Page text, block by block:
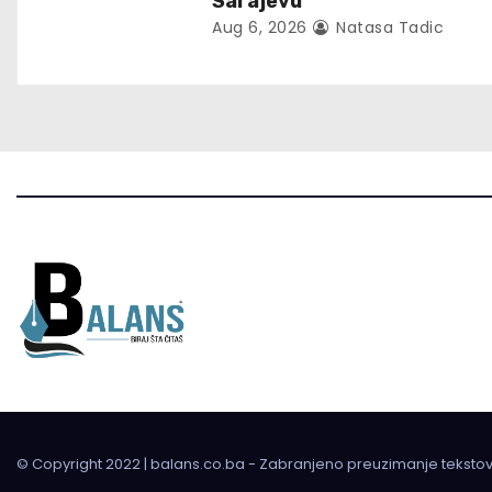
Aug 6, 2026 Natasa Tadic
© Copyright 2022 | balans.co.ba - Zabranjeno preuzimanje